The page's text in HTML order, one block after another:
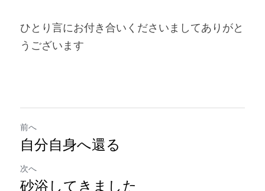
ひとり言にお付き合いくださいましてありがと
うございます
前へ
自分自身へ還る
次へ
砂浴してきました